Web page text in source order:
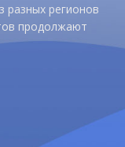
разных регионов
продолжают